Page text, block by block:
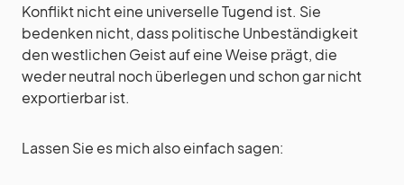
Konflikt nicht eine universelle Tugend ist. Sie
bedenken nicht, dass politische Unbeständigkeit
den westlichen Geist auf eine Weise prägt, die
weder neutral noch überlegen und schon gar nicht
exportierbar ist.
Lassen Sie es mich also einfach sagen: